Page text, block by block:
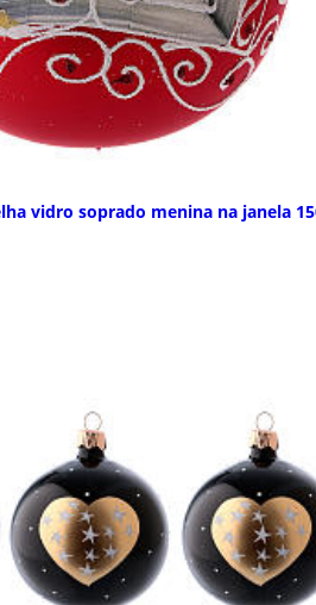
vidro soprado menina na janela